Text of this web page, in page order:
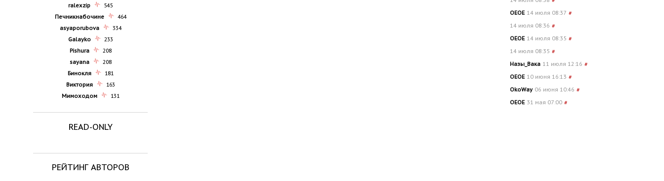
ralexzip
545
Печникнабочине
464
asyaporubova
334
Galayko
233
Pishura
208
sayana
208
Бинокля
181
Виктория
163
Мимоходом
131
READ-ONLY
РЕЙТИНГ АВТОРОВ
OEOE 14 июля 08:37 #
14 июля 08:36 #
OEOE 14 июля 08:35 #
14 июля 08:35 #
Назы_Вака 11 июля 12:16 #
OEOE 10 июня 16:13 #
OkoWay 06 июня 10:46 #
OEOE 31 мая 07:00 #